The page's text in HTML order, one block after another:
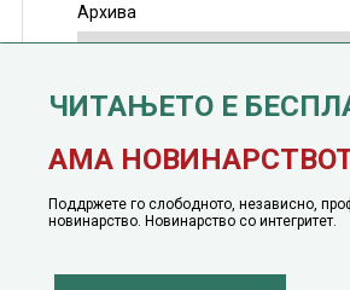
Архива
јануари, 1991 година
ЧИТАЊЕТО Е
АМА
Поддржете го слободното, независно,
новинарство. Новинарство со интегритет.